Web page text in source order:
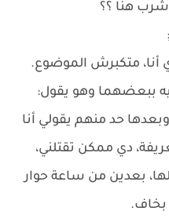
هنا ؟؟
متكبرش الموضوع.
ببعضهما وهو يقول:
حد منهم يقولي أنا
دي ممكن تقتلني،
بعدين من ساعة حوار
بخاف.